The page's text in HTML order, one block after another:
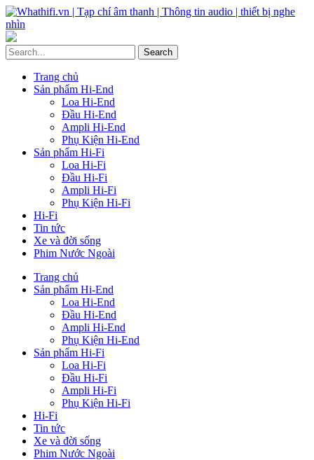
Trang chủ
Sản phẩm Hi-End
Loa Hi-End
Đầu Hi-End
Ampli Hi-End
Phụ Kiện Hi-End
Sản phẩm Hi-Fi
Loa Hi-Fi
Đầu Hi-Fi
Ampli Hi-Fi
Phụ Kiện Hi-Fi
Hi-Fi
Tin tức
Xe và đời sống
Phim Nước Ngoài
Trang chủ
Sản phẩm Hi-End
Loa Hi-End
Đầu Hi-End
Ampli Hi-End
Phụ Kiện Hi-End
Sản phẩm Hi-Fi
Loa Hi-Fi
Đầu Hi-Fi
Ampli Hi-Fi
Phụ Kiện Hi-Fi
Hi-Fi
Tin tức
Xe và đời sống
Phim Nước Ngoài